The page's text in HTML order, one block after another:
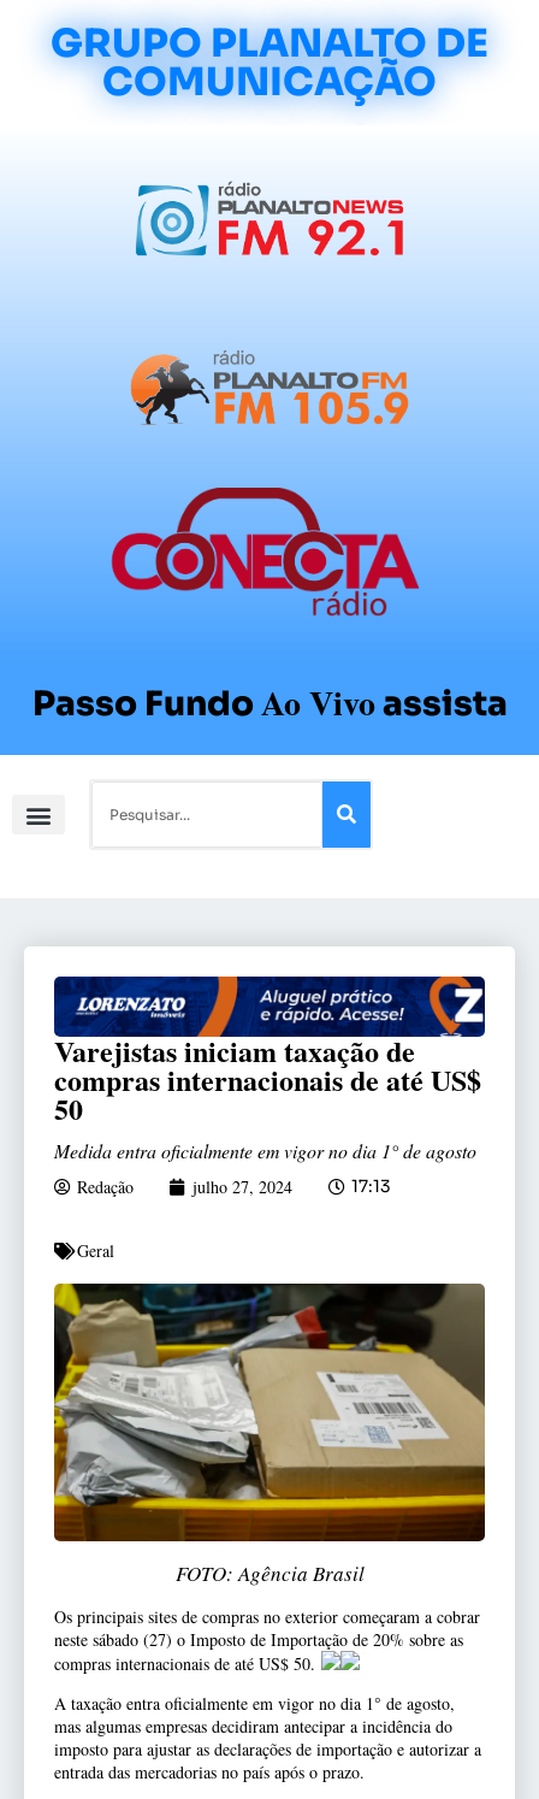
GRUPO PLANALTO DE
COMUNICAÇÃO
Passo FundoAo Vivoassista
Varejistas iniciam taxação de
compras internacionais de até US$
50
Medida entra oficialmente em vigor no dia 1° de agosto
Redação julho 27, 2024 17:13
Geral
FOTO: Agência Brasil
Os principais sites de compras no exterior começaram a cobrar
neste sábado (27) o Imposto de Importação de 20% sobre as
compras internacionais de até US$ 50.
A taxação entra oficialmente em vigor no dia 1° de agosto,
mas algumas empresas decidiram antecipar a incidência do
imposto para ajustar as declarações de importação e autorizar a
entrada das mercadorias no país após o prazo.